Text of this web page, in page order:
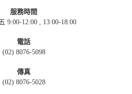
服務時間
9:00-12:00 , 13:00-18:00
電話
(02) 8076-5098
傳真
(02) 8076-5028